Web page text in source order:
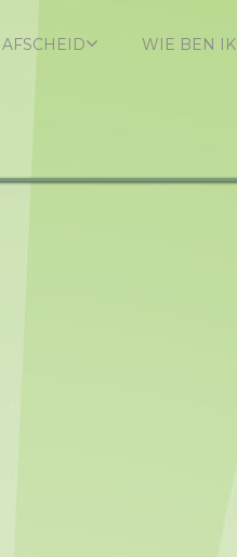
AFSCHEID WIE BEN IK